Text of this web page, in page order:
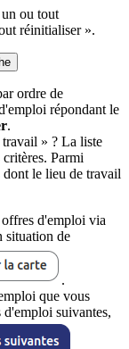
ou tout
réinitialiser ».
ordre de
répondant le
.
» ? La liste
Parmi
dont le lieu de travail
d'emploi via
situation de
.
que vous
suivantes,